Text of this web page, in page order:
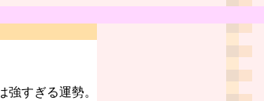
すぎる運勢。